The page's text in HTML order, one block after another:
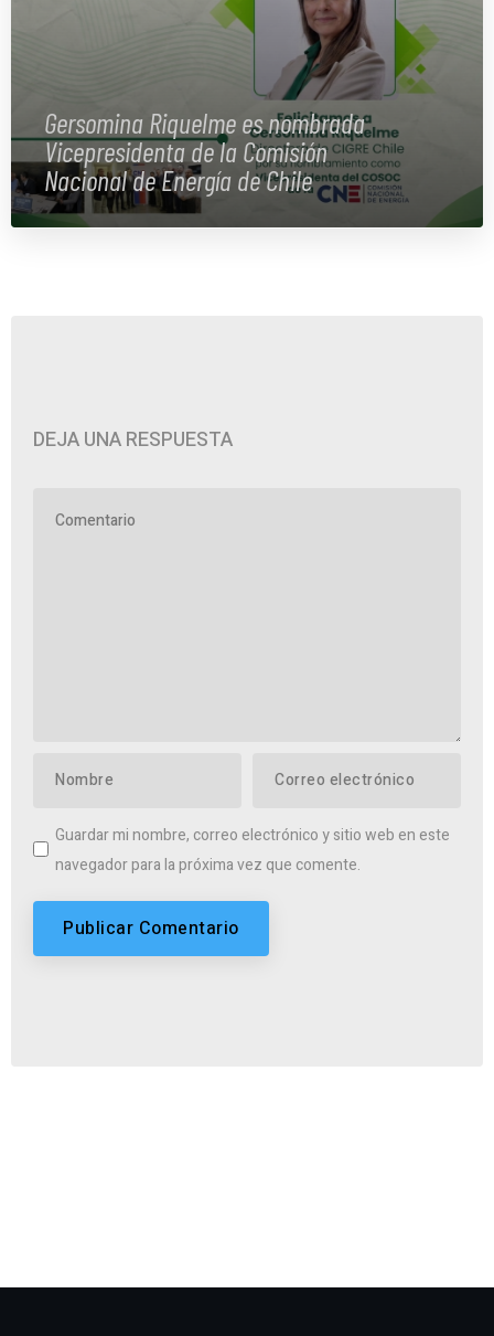
Gersomina Riquelme es nombrada
Vicepresidenta de la Comisión
Nacional de Energía de Chile
DEJA UNA RESPUESTA
Guardar mi nombre, correo electrónico y sitio web en este
navegador para la próxima vez que comente.